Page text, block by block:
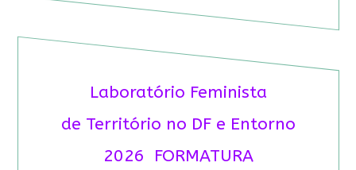
Laboratório Feminista
de Território no DF e Entorno
2026 FORMATURA